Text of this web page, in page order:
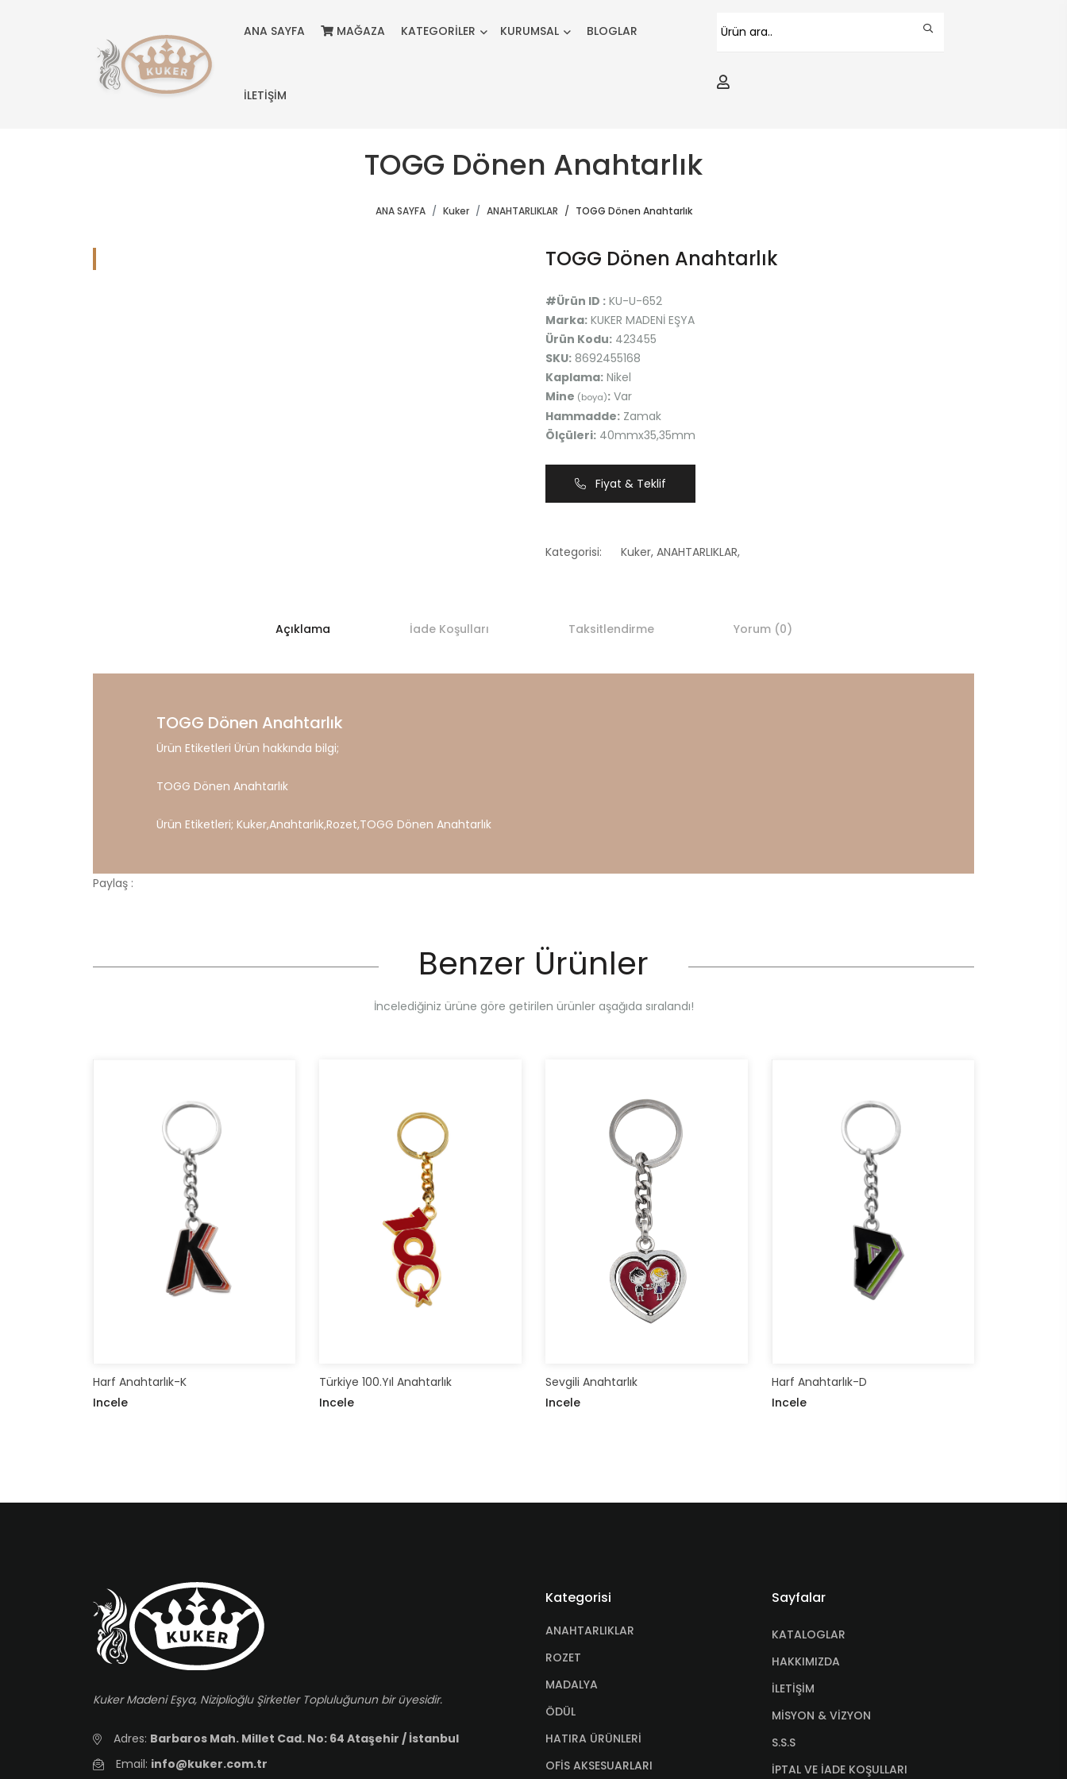
ANA SAYFA MAĞAZA KATEGORİLER KURUMSAL BLOGLAR
İLETİŞİM
TOGG Dönen Anahtarlık
ANA SAYFA Kuker ANAHTARLIKLAR TOGG Dönen Anahtarlık
TOGG Dönen Anahtarlık
#Ürün ID : KU-U-652
Marka: KUKER MADENİ EŞYA
Ürün Kodu: 423455
SKU: 8692455168
Kaplama: Nikel
Mine (boya): Var
Hammadde: Zamak
Ölçüleri: 40mmx35,35mm
Fiyat & Teklif
Kategorisi: Kuker, ANAHTARLIKLAR,
Açıklama İade Koşulları Taksitlendirme Yorum (0)
TOGG Dönen Anahtarlık
Ürün Etiketleri Ürün hakkında bilgi;
TOGG Dönen Anahtarlık
Ürün Etiketleri; Kuker,Anahtarlık,Rozet,TOGG Dönen Anahtarlık
Paylaş :
Benzer Ürünler
İncelediğiniz ürüne göre getirilen ürünler aşağıda sıralandı!
Harf Anahtarlık-K
Incele
Türkiye 100.Yıl Anahtarlık
Incele
Sevgili Anahtarlık
Incele
Harf Anahtarlık-D
Incele
Kuker Madeni Eşya, Niziplioğlu Şirketler Topluluğunun bir üyesidir.
Adres: Barbaros Mah. Millet Cad. No: 64 Ataşehir / İstanbul
Email: info@kuker.com.tr
Kategorisi
ANAHTARLIKLAR
ROZET
MADALYA
ÖDÜL
HATIRA ÜRÜNLERİ
OFİS AKSESUARLARI
Sayfalar
KATALOGLAR
HAKKIMIZDA
İLETİŞİM
MİSYON & VİZYON
S.S.S
İPTAL VE İADE KOŞULLARI